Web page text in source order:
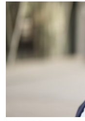
SZABADON
TÁRSADALOM
DEMOKRÁCIA
A PÉNZ NYOMÁBAN